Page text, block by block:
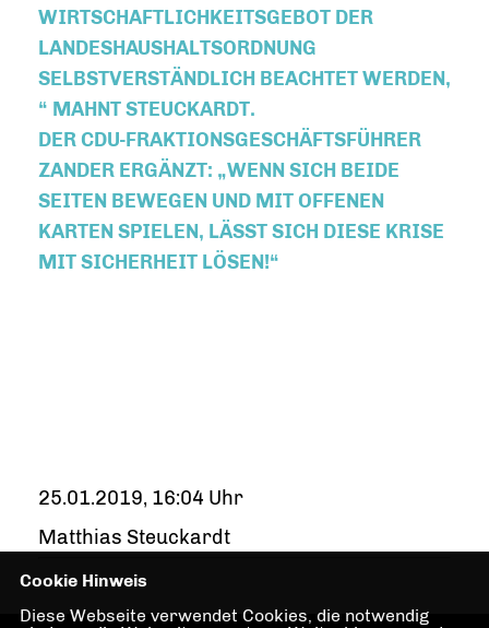
RTSCHAFTLICHKEITSGEBOT DER LA
NDESHAUSHALTSORDNUNG SE
LBSTVERSTÄNDLICH BEACHTET WERDEN, “
MAHNT STEUCKARDT.
DER CDU-FRAKTIONSGESCHÄFTSFÜHRER
ZANDER ERGÄNZT: „WENN SICH BEIDE
SEITEN BEWEGEN UND MIT OFFENEN
KARTEN SPIELEN, LÄSST SICH DIESE KRISE
MIT SICHERHEIT LÖSEN!“
25.01.2019, 16:04 Uhr
Matthias Steuckardt
Cookie Hinweis
Diese Webseite verwendet Cookies, die notwendig